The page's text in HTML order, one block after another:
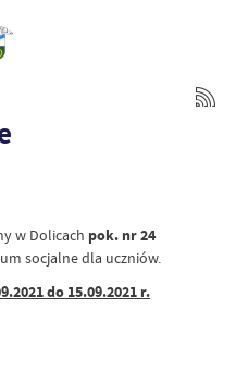
w Dolicach pok. nr 24
socjalne dla uczniów.
do 15.09.2021 r.